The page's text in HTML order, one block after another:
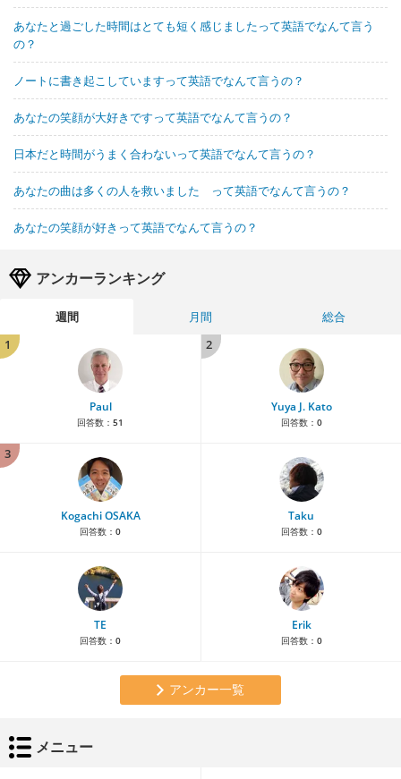
あなたと過ごした時間はとても短く感じましたって英語でなんて言う
の？
ノートに書き起こしていますって英語でなんて言うの？
あなたの笑顔が大好きですって英語でなんて言うの？
日本だと時間がうまく合わないって英語でなんて言うの？
あなたの曲は多くの人を救いました って英語でなんて言うの？
あなたの笑顔が好きって英語でなんて言うの？
アンカーランキング
週間 月間
総合
1
Paul
回答数： 51
2
Yuya J. Kato
回答数： 0
3
Kogachi OSAKA
回答数： 0
Taku
回答数： 0
TE
回答数： 0
Erik
回答数： 0
アンカー一覧
メニュー